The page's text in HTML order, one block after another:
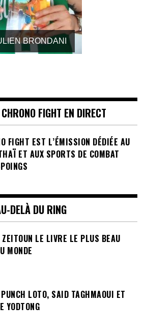
GEOFFROY
FIGHT EN DIRECT
FIGHT EST L’ÉMISSION DÉDIÉE AU
ET AUX SPORTS DE COMBAT
DELÀ DU RING
LE LIVRE LE PLUS BEAU
MONDE
LOTO, SAID TAGHMAOUI ET
YODTONG